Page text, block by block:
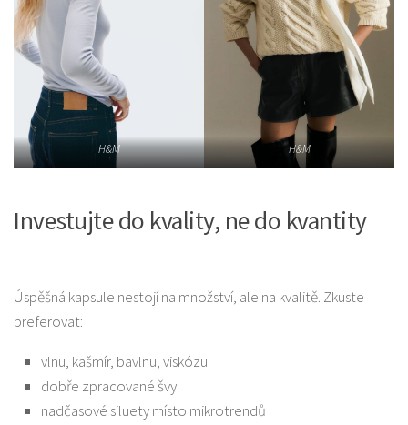
H&M H&M
Investujte do kvality, ne do kvantity
Úspěšná kapsule nestojí na množství, ale na kvalitě. Zkuste
preferovat:
vlnu, kašmír, bavlnu, viskózu
dobře zpracované švy
nadčasové siluety místo mikrotrendů